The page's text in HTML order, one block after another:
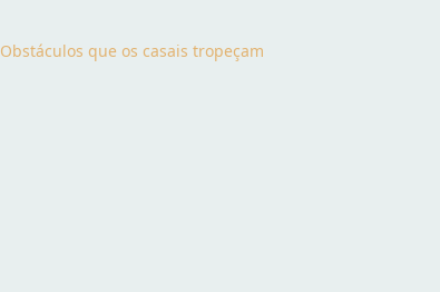
Obstáculos que os casais tropeçam